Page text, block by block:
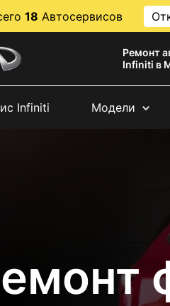
18 Автосервисов
Ремонт
Infiniti в
Infiniti Модели